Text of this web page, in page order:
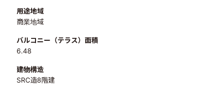
用途地域
商業地域
バルコニー（テラス）面積
6.48
建物構造
SRC造8階建